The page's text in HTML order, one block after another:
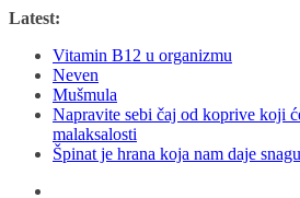
Skip
content
Latest:
Vitamin B12 u organizmu
Neven
Mušmula
Napravite sebi čaj od koprive koji
malaksalosti
Špinat je hrana koja nam daje snagu